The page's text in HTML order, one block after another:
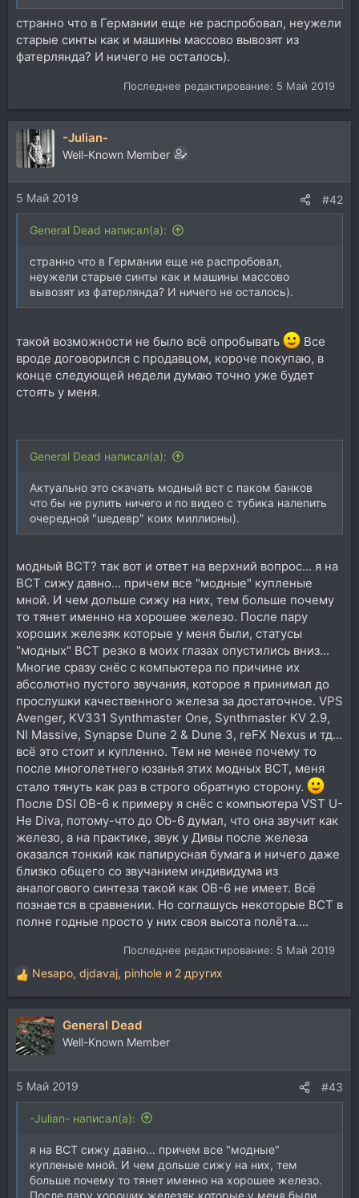
странно что в Германии еще не распробовал, неужели
старые синты как и машины массово вывозят из
фатерлянда? И ничего не осталось).
Последнее редактирование: 5 Май 2019
-Julian-
Well-Known Member
5 Май 2019 #42
General Dead написал(а):
странно что в Германии еще не распробовал,
неужели старые синты как и машины массово
вывозят из фатерлянда? И ничего не осталось).
такой возможности не было всё опробывать
Все
вроде договорился с продавцом, короче покупаю, в
конце следующей недели думаю точно уже будет
стоять у меня.
General Dead написал(а):
Актуально это скачать модный вст с паком банков
что бы не рулить ничего и по видео с тубика налепить
очередной "шедевр" коих миллионы).
модный ВСТ? так вот и ответ на верхний вопрос... я на
ВСТ сижу давно... причем все "модные" купленые
мной. И чем дольше сижу на них, тем больше почему
то тянет именно на хорошее железо. После пару
хороших железяк которые у меня были, статусы
"модных" ВСТ резко в моих глазах опустились вниз...
Многие сразу снёс с компьютера по причине их
абсолютно пустого звучания, которое я принимал до
прослушки качественного железа за достаточное. VPS
Avenger, KV331 Synthmaster One, Synthmaster KV 2.9,
NI Massive, Synapse Dune 2 & Dune 3, reFX Nexus и тд...
всё это стоит и купленно. Тем не менее почему то
после многолетнего юзанья этих модных ВСТ, меня
стало тянуть как раз в строго обратную сторону.
После DSI OB-6 к примеру я снёс с компьютера VST U-
He Diva, потому-что до Ob-6 думал, что она звучит как
железо, а на практике, звук у Дивы после железа
оказался тонкий как папирусная бумага и ничего даже
близко общего со звучанием индивидума из
аналогового синтеза такой как OB-6 не имеет. Всё
познается в сравнении. Но соглашусь некоторые ВСТ в
полне годные просто у них своя высота полёта....
Последнее редактирование: 5 Май 2019
Р
е
а
к
ц
и
и
:
Nesapo, djdavaj, pinhole и 2 других
General Dead
Well-Known Member
5 Май 2019 #43
-Julian- написал(а):
я на ВСТ сижу давно... причем все "модные"
купленые мной. И чем дольше сижу на них, тем
больше почему то тянет именно на хорошее железо.
После пару хороших железяк которые у меня были,